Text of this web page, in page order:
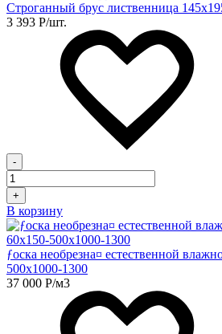
Строганный брус лиственница
3 393 Р/шт.
-
+
В корзину
ƒоска необрезна¤ естественной
500х1000-1300
37 000 Р/м3